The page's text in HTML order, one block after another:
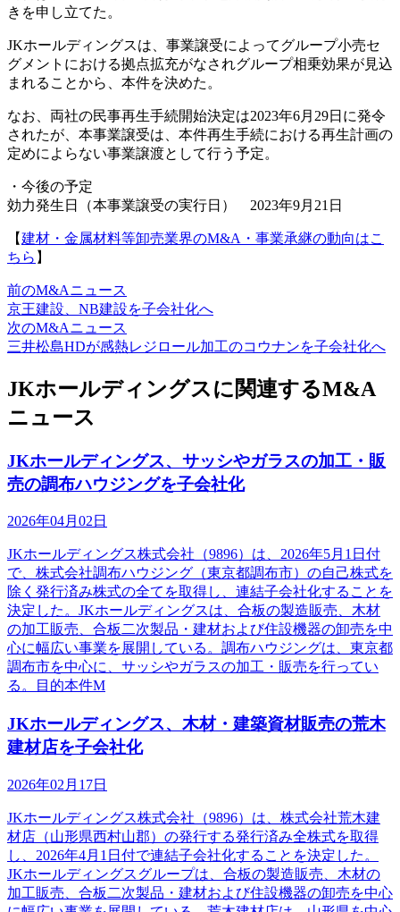
きを申し立てた。
JKホールディングスは、事業譲受によってグループ小売セ
グメントにおける拠点拡充がなされグループ相乗効果が見込
まれることから、本件を決めた。
なお、両社の民事再生手続開始決定は2023年6月29日に発令
されたが、本事業譲受は、本件再生手続における再生計画の
定めによらない事業譲渡として行う予定。
・今後の予定
効力発生日（本事業譲受の実行日） 2023年9月21日
【建材・金属材料等卸売業界のM&A・事業承継の動向はこ
ちら 】
前のM&Aニュース
京王建設、NB建設を子会社化へ
次のM&Aニュース
三井松島HDが感熱レジロール加工のコウナンを子会社化へ
JKホールディングスに関連するM&A
ニュース
JKホールディングス、サッシやガラスの加工・販
売の調布ハウジングを子会社化
2026年04月02日
JKホールディングス株式会社（9896）は、2026年5月1日付
で、株式会社調布ハウジング（東京都調布市）の自己株式を
除く発行済み株式の全てを取得し、連結子会社化することを
決定した。JKホールディングスは、合板の製造販売、木材
の加工販売、合板二次製品・建材および住設機器の卸売を中
心に幅広い事業を展開している。調布ハウジングは、東京都
調布市を中心に、サッシやガラスの加工・販売を行ってい
る。目的本件M
JKホールディングス、木材・建築資材販売の荒木
建材店を子会社化
2026年02月17日
JKホールディングス株式会社（9896）は、株式会社荒木建
材店（山形県西村山郡）の発行する発行済み全株式を取得
し、2026年4月1日付で連結子会社化することを決定した。
JKホールディングスグループは、合板の製造販売、木材の
加工販売、合板二次製品・建材および住設機器の卸売を中心